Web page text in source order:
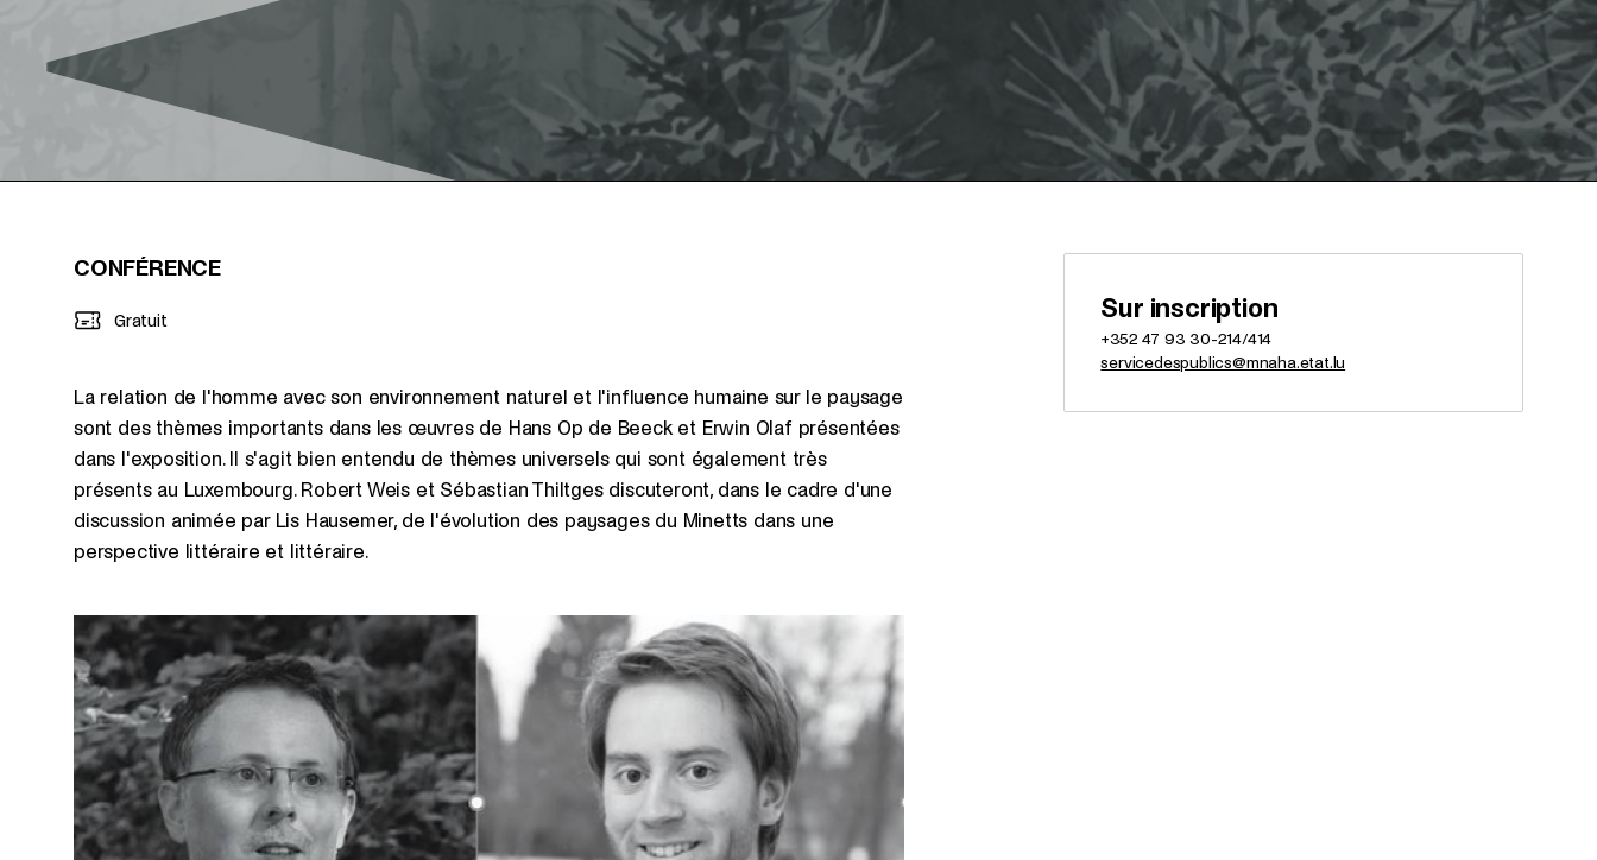
CONFÉRENCE
Gratuit
La relation de l'homme avec son environnement naturel et l'influence humaine sur le paysage
sont des thèmes importants dans les œuvres de Hans Op de Beeck et Erwin Olaf présentées
dans l'exposition. Il s'agit bien entendu de thèmes universels qui sont également très
présents au Luxembourg. Robert Weis et Sébastian Thiltges discuteront, dans le cadre d'une
discussion animée par Lis Hausemer, de l'évolution des paysages du Minetts dans une
perspective littéraire et littéraire.
Sur inscription
+352 47 93 30-214/414
servicedespublics@mnaha.etat.lu